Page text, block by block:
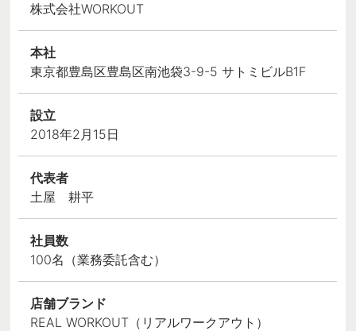
株式会社WORKOUT
本社
東京都豊島区豊島区南池袋3-9-5 サトミビルB1F
設立
2018年2月15日
代表者
土屋 耕平
社員数
100名（業務委託含む）
店舗ブランド
REAL WORKOUT（リアルワークアウト）